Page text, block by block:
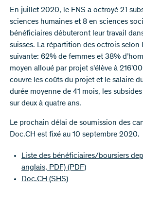
En juillet 2020, le FNS a octroyé 21
sciences humaines et 8 en sciences
bénéficiaires débuteront leur travail
suisses. La répartition des octrois selon
suivante: 62% de femmes et 38%
moyen alloué par projet s'élève à
couvre les coûts du projet et le salaire
durée moyenne de 41 mois, les
sur deux à quatre ans.
Le prochain délai de soumission des
Doc.CH est fixé au 10 septembre 2020.
Liste des bénéficiaires/boursiers
anglais, PDF) (PDF)
Doc.CH (SHS)